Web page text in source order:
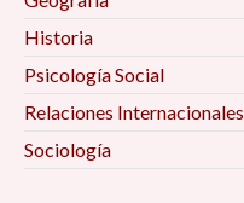
Historia
Psicología Social
Relaciones Internacionales
Sociología